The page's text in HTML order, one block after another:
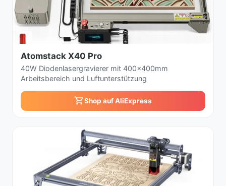
Atomstack X40 Pro
40W Diodenlasergravierer mit 400x400mm
Arbeitsbereich und Luftunterstützung
Shop auf AliExpress